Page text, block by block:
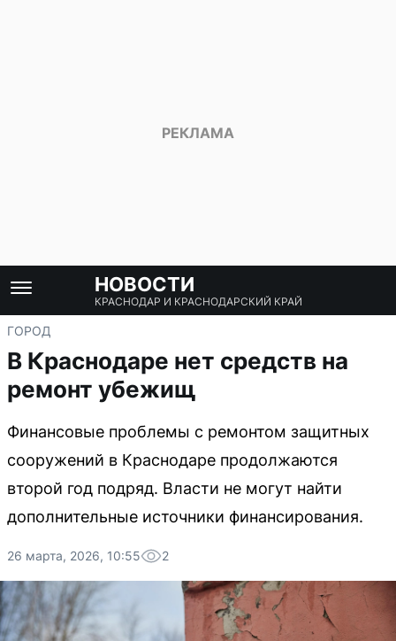
НОВОСТИ
КРАСНОДАР И КРАСНОДАРСКИЙ КРАЙ
ГОРОД
В Краснодаре нет средств на
ремонт убежищ
Финансовые проблемы с ремонтом защитных
сооружений в Краснодаре продолжаются
второй год подряд. Власти не могут найти
дополнительные источники финансирования.
26 марта, 2026, 10:55 2